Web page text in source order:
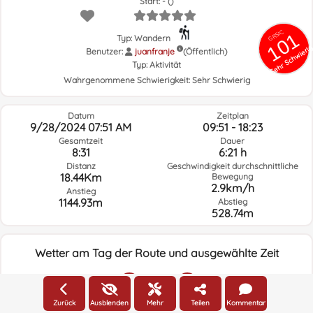
GRSIC
101
Sehr
Typ: Wandern
Benutzer:
juanfranje
(Öffentlich)
Typ: Aktivität
Wahrgenommene Schwierigkeit: Sehr Schwierig
Datum
9/28/2024 07:51 AM
Gesamtzeit
8:31
Distanz
18.44Km
Anstieg
1144.93m
Zeitplan
09:51 - 18:23
Dauer
6:21 h
Geschwindigkeit durchschnittliche
Bewegung
2.9km/h
Abstieg
528.74m
Wetter am Tag der Route und ausgewählte Zeit
07:00
Zurück Ausblenden Mehr Teilen Kommentar